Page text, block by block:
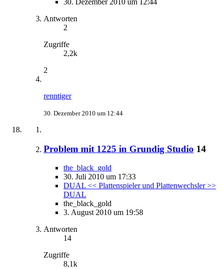
Antworten
2
Zugriffe
2,2k
2
renntiger
30. Dezember 2010 um 12:44
Problem mit 1225 in Grundig Studio 14
the_black_gold
30. Juli 2010 um 17:33
DUAL << Plattenspieler und Plattenwechsler >>
DUAL
the_black_gold
3. August 2010 um 19:58
Antworten
14
Zugriffe
8,1k